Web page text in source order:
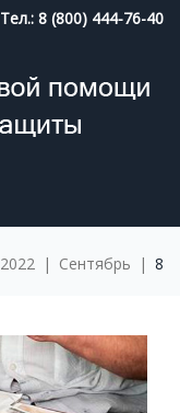
Тел.: 8 (800) 444-76-40
2022 | Сентябрь | 8